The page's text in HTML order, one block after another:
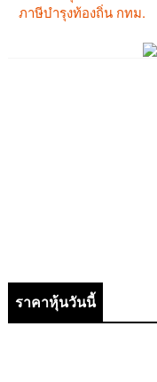
ราคาหุ้นวันนี้